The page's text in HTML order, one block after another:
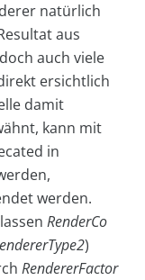
natürlich
aus
auch viele
ersichtlich
damit
kann mit
in
werden.
RenderCo
)
RendererFactor